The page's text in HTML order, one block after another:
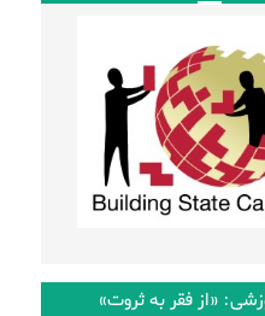
«از فقر به ثروت»